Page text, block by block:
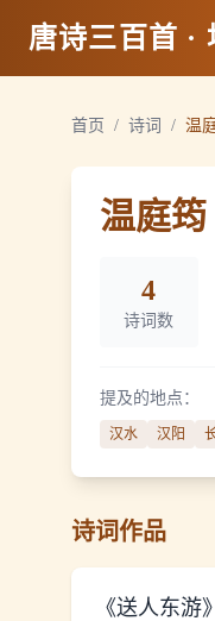
唐诗三百首 ·
首页 / 诗词 / 温
温庭筠
4
诗词数
提及的地点：
汉水 汉阳
诗词作品
《送人东游》